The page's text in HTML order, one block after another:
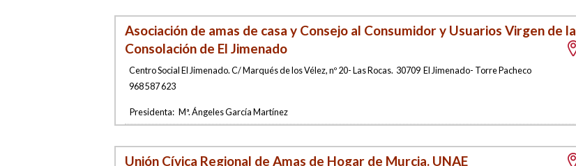
Asociación de amas de casa y Consejo al Consumidor y Usuarios Virgen de la
Consolación de El Jimenado
Centro Social El Jimenado. C/ Marqués de los Vélez, nº 20- Las Rocas. 30709 El Jimenado- Torre Pacheco
968 587 623
Presidenta:Mª. Ángeles García Martínez
Unión Cívica Regional de Amas de Hogar de Murcia. UNAE